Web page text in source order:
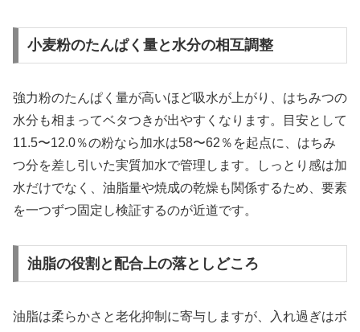
小麦粉のたんぱく量と水分の相互調整
強力粉のたんぱく量が高いほど吸水が上がり、はちみつの
水分も相まってベタつきが出やすくなります。目安として
11.5〜12.0％の粉なら加水は58〜62％を起点に、はちみ
つ分を差し引いた実質加水で管理します。しっとり感は加
水だけでなく、油脂量や焼成の乾燥も関係するため、要素
を一つずつ固定し検証するのが近道です。
油脂の役割と配合上の落としどころ
油脂は柔らかさと老化抑制に寄与しますが、入れ過ぎはボ